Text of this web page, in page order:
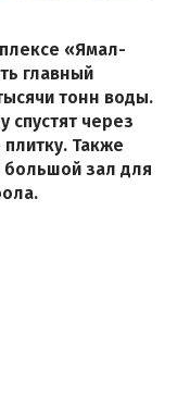
«Ямал-
главный
тонн воды.
спустят через
Также
зал для